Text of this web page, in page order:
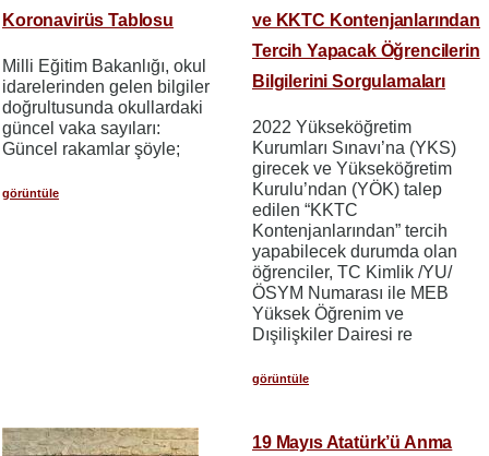
Koronavirüs Tablosu
Milli Eğitim Bakanlığı, okul
idarelerinden gelen bilgiler
doğrultusunda okullardaki
güncel vaka sayıları:
Güncel rakamlar şöyle;
görüntüle
ve KKTC Kontenjanlarından
Tercih Yapacak Öğrencilerin
Bilgilerini Sorgulamaları
2022 Yükseköğretim
Kurumları Sınavı’na (YKS)
girecek ve Yükseköğretim
Kurulu’ndan (YÖK) talep
edilen “KKTC
Kontenjanlarından” tercih
yapabilecek durumda olan
öğrenciler, TC Kimlik /YU/
ÖSYM Numarası ile MEB
Yüksek Öğrenim ve
Dışilişkiler Dairesi re
görüntüle
19 Mayıs Atatürk’ü Anma